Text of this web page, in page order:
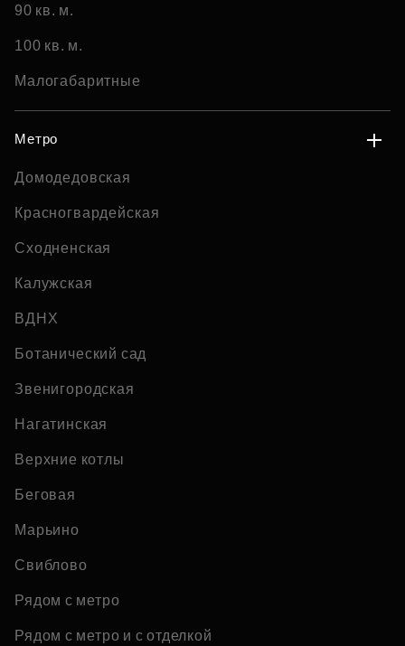
90 кв. м.
100 кв. м.
Малогабаритные
Метро
Домодедовская
Красногвардейская
Сходненская
Калужская
ВДНХ
Ботанический сад
Звенигородская
Нагатинская
Верхние котлы
Беговая
Марьино
Свиблово
Рядом с метро
Рядом с метро и с отделкой